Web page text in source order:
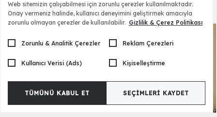
Pandora Montessori Genç Odası 63.000,00 TL
Web sitemizin çalışabilmesi için zorunlu çerezler kullanılmaktadır.
Onay vermeniz halinde, kullanıcı deneyimini geliştirmek amacıyla
zorunlu olmayan çerezler de kullanılabilir. Gizlilik & Çerez Politikası
Zorunlu & Analitik Çerezler Reklam Çerezleri
Kullanıcı Verisi (Ads) Kişiselleştirme
TÜMÜNÜ KABUL ET SEÇIMLERI KAYDET